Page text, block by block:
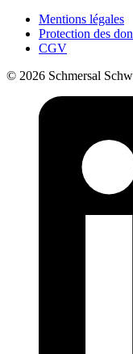
Mentions légales
Protection des
CGV
© 2026 Schmersal